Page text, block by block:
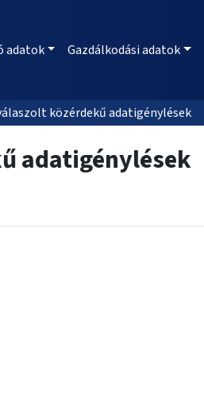
adatok Gazdálkodási adatok
közérdekű adatigénylések
adatigénylések